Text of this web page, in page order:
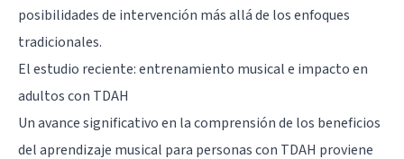
posibilidades de intervención más allá de los enfoques
tradicionales.
El estudio reciente: entrenamiento musical e impacto en
adultos con TDAH
Un avance significativo en la comprensión de los beneficios
del aprendizaje musical para personas con TDAH proviene